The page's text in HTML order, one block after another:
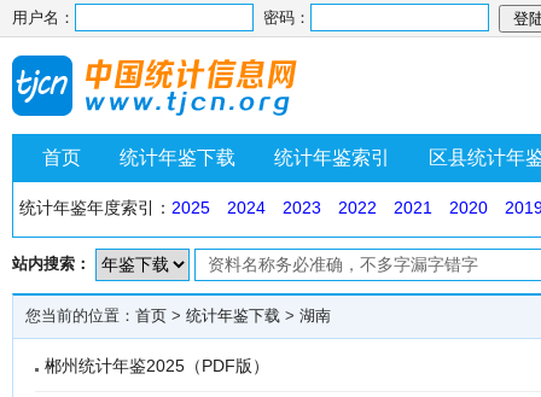
用户名： 密码：
首页 统计年鉴下载 统计年鉴索引 区县统计年
统计年鉴年度索引： 2025 2024 2023 2022 2021 2020
站内搜索：
您当前的位置： 首页 > 统计年鉴下载 > 湖南
郴州统计年鉴2025（PDF版）